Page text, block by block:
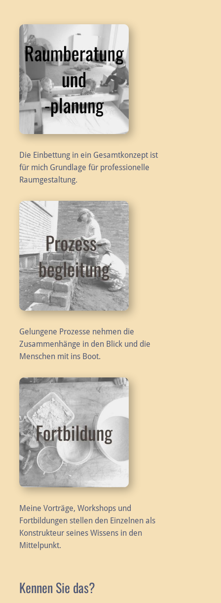
Die Einbettung in ein Gesamtkonzept ist
für mich Grundlage für professionelle
Raumgestaltung.
Gelungene Prozesse nehmen die
Zusammenhänge in den Blick und die
Menschen mit ins Boot.
Meine Vorträge, Workshops und
Fortbildungen stellen den Einzelnen als
Konstrukteur seines Wissens in den
Mittelpunkt.
Kennen Sie das?